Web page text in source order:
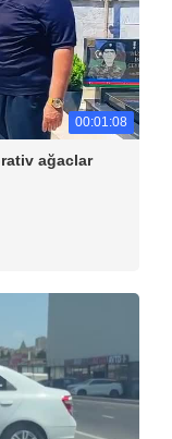
00:01:08
ağaclar